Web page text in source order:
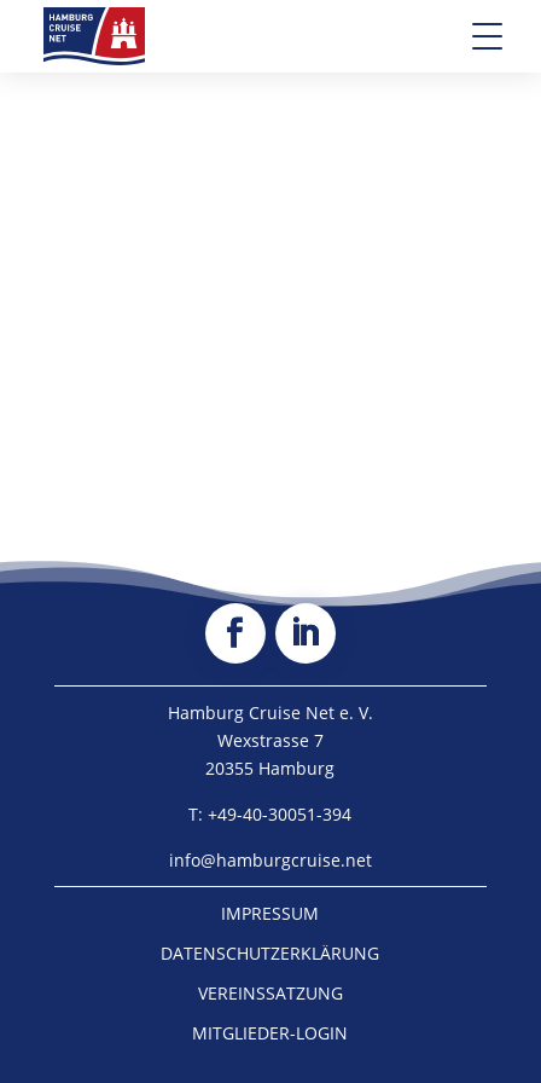
Hamburg Cruise Net e. V.
Wexstrasse 7
20355 Hamburg
T: +49-40-30051-394
info@hamburgcruise.net
IMPRESSUM
DATENSCHUTZERKLÄRUNG
VEREINSSATZUNG
MITGLIEDER-LOGIN